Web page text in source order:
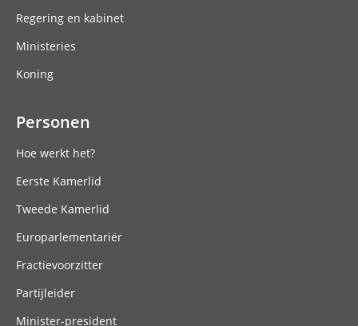
Regering en kabinet
Ministeries
Koning
Personen
Hoe werkt het?
Eerste Kamerlid
Tweede Kamerlid
Europarlementariër
Fractievoorzitter
Partijleider
Minister-president